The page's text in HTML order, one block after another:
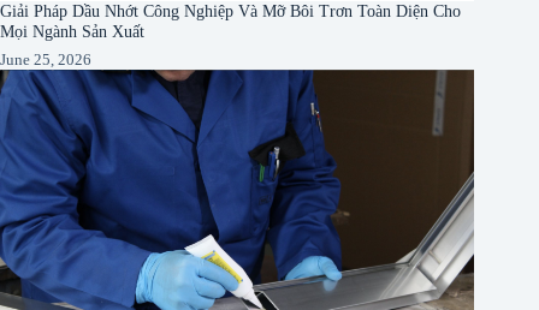
Giải Pháp Dầu Nhớt Công Nghiệp Và Mỡ Bôi Trơn Toàn Diện Cho
Mọi Ngành Sản Xuất
June 25, 2026